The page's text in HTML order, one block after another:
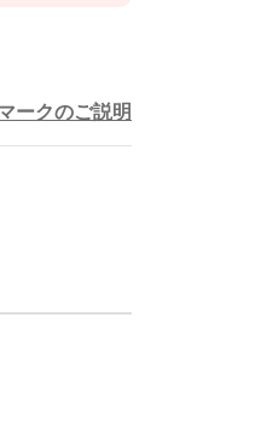
ークのご説明